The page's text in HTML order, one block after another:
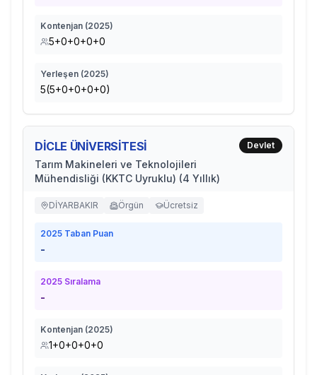
Kontenjan (2025)
5+0+0+0+0
Yerleşen (2025)
5(5+0+0+0+0)
DİCLE ÜNİVERSİTESİ
Tarım Makineleri ve Teknolojileri
Mühendisliği (KKTC Uyruklu) (4 Yıllık)
Devlet
DİYARBAKIR Örgün Ücretsiz
2025 Taban Puan
-
2025 Sıralama
-
Kontenjan (2025)
1+0+0+0+0